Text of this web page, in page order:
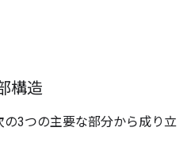
構造
3つの主要な部分から成り立